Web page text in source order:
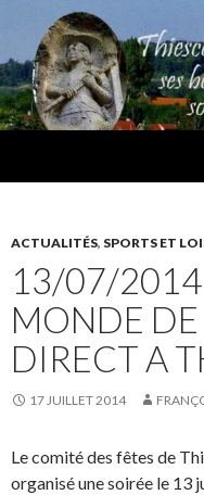
ACTUALITÉS, SPORTS ET
13/07/2014
MONDE
DIRECT A
17 JUILLET 2014
Le comité des fêtes de
organisé une soirée le 13